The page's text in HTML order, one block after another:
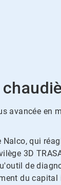
avancée
qui
3D
de
du